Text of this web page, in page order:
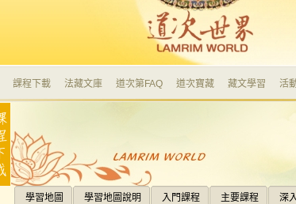
課程下載 法藏文庫 道次第FAQ 道次寶藏 藏文學習 活
學習地圖 學習地圖說明 入門課程 主要課程 深